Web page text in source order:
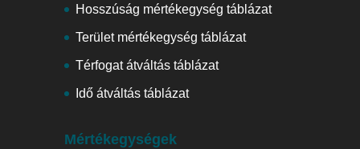
Hosszúság mértékegység táblázat
Terület mértékegység táblázat
Térfogat átváltás táblázat
Idő átváltás táblázat
Mértékegységek